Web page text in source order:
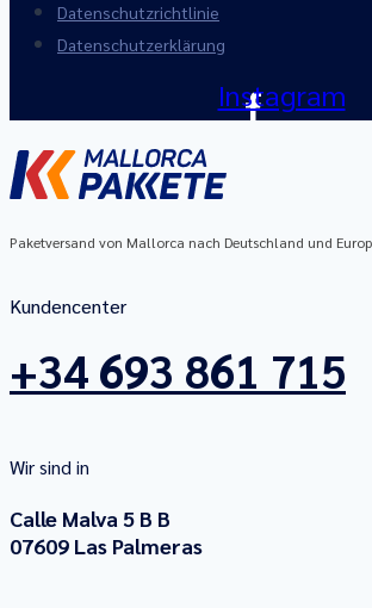
Datenschutzrichtlinie
Datenschutzerklärung
Instagram
Paketversand von Mallorca nach Deutschland und
Kundencenter
+34 693 861 715
Wir sind in
Calle Malva 5 B B
07609 Las Palmeras